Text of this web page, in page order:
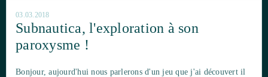
03.03.2018
Subnautica, l'exploration à son
paroxysme !
Bonjour, aujourd'hui nous parlerons d'un jeu que j'ai découvert il